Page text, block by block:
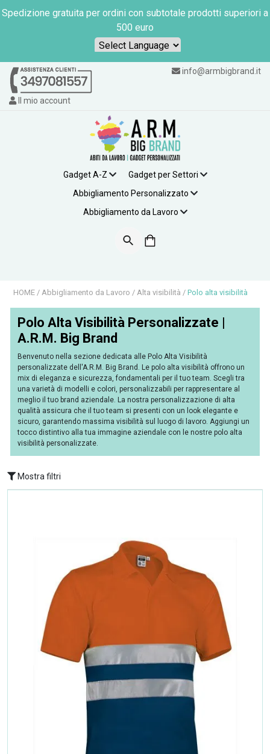
Spedizione gratuita per ordini con subtotale prodotti superiori a
500 euro
Powered by
info@armbigbrand.it
Il mio account
Gadget A-Z
Gadget per Settori
Abbigliamento Personalizzato
Abbigliamento da Lavoro
HOME / Abbigliamento da Lavoro / Alta visibilità / Polo alta visibilità
Polo Alta Visibilità Personalizzate |
A.R.M. Big Brand
Benvenuto nella sezione dedicata alle Polo Alta Visibilità
personalizzate dell'A.R.M. Big Brand. Le polo alta visibilità offrono un
mix di eleganza e sicurezza, fondamentali per il tuo team. Scegli tra
una varietà di modelli e colori, personalizzabili per rappresentare al
meglio il tuo brand aziendale. La nostra personalizzazione di alta
qualità assicura che il tuo team si presenti con un look elegante e
sicuro, garantendo massima visibilità sul luogo di lavoro. Aggiungi un
tocco distintivo alla tua immagine aziendale con le nostre polo alta
visibilità personalizzate.
Mostra filtri